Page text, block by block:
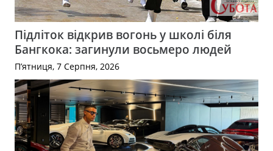
Підліток відкрив вогонь у школі біля
Бангкока: загинули восьмеро людей
П’ятниця, 7 Серпня, 2026